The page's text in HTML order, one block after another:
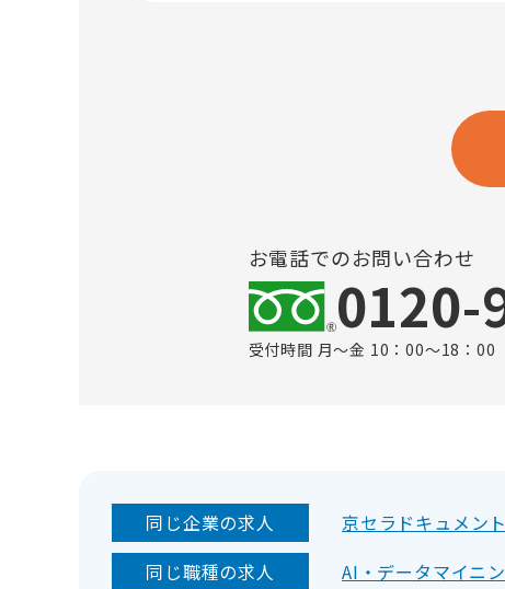
お電話でのお問い合わせ
0120-
受付時間 月～金 10：00～18：00
同じ企業の求人
京セラドキュメン
同じ職種の求人
AI・データマイニ